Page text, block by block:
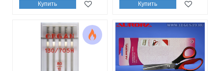
Купить Купить